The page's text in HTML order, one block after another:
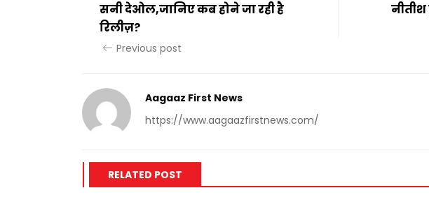
सनी देओल,जानिए कब होने जा रही है
रिलीज़?
Previous post
Aagaaz First News
https://www.aagaazfirstnews.com/
RELATED POST